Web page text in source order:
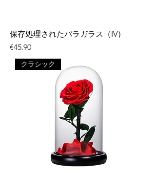
保存処理されたバラガラス（IV）
価格
€45.90
クラシック